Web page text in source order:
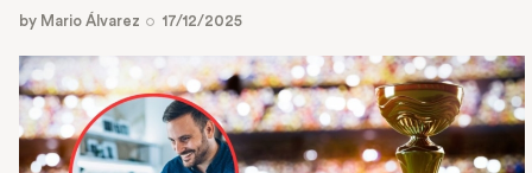
by Mario Álvarez 17/12/2025